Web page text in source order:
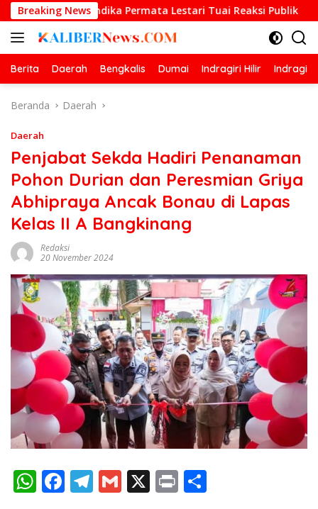
Langsung
ke
konten
Breaking News
Andika Permata Lestari Tuai Reaksi Publik Prestasi
Berita Daerah Bengkalis Dumai Indragiri Hilir Indragiri
Beranda Daerah
Daerah
Penjabat Sekda Hadiri Penanaman
Pohon Durian dan Peresmian Griya
Abhipraya Ancak Bonau di Lapas
Kelas II A Bangkinang
Redaksi
20 November 2024
W F T G X Pr